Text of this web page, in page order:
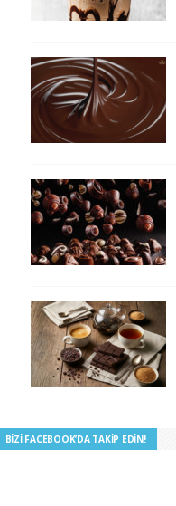
BIZI FACEBOOK’DA TAKIP EDIN!